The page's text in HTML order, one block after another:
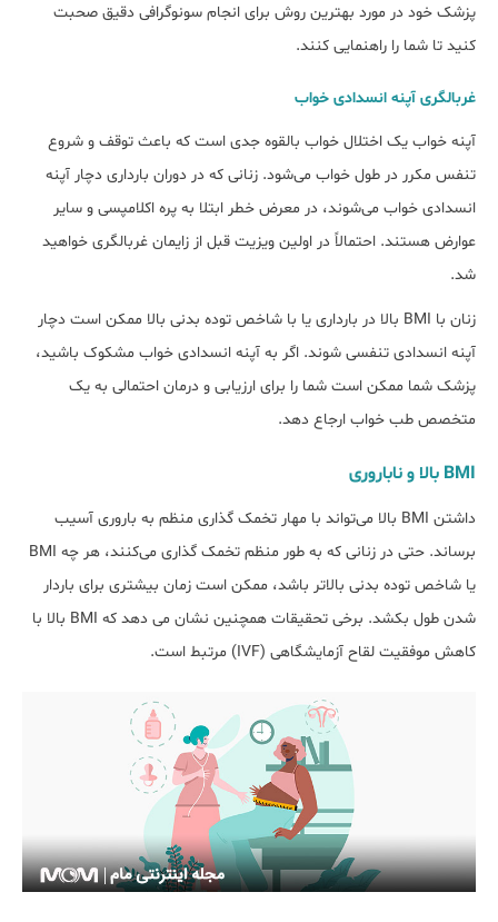
پزشک خود در مورد بهترین روش برای انجام سونوگرافی دقیق صحبت
کنید تا شما را راهنمایی کنند.
غربالگری آپنه انسدادی خواب
آپنه خواب یک اختلال خواب بالقوه جدی است که باعث توقف و شروع
تنفس مکرر در طول خواب می‌شود. زنانی که در دوران بارداری دچار آپنه
انسدادی خواب می‌شوند، در معرض خطر ابتلا به پره اکلامپسی و سایر
عوارض هستند. احتمالاً در اولین ویزیت قبل از زایمان غربالگری خواهید
شد.
زنان با BMI بالا در بارداری یا با شاخص توده بدنی بالا ممکن است دچار
آپنه انسدادی تنفسی شوند. اگر به آپنه انسدادی خواب مشکوک باشید،
پزشک شما ممکن است شما را برای ارزیابی و درمان احتمالی به یک
متخصص طب خواب ارجاع دهد.
BMI بالا و ناباروری
داشتن BMI بالا می‌تواند با مهار تخمک گذاری منظم به باروری آسیب
برساند. حتی در زنانی که به طور منظم تخمک گذاری می‌کنند، هر چه BMI
یا شاخص توده بدنی بالاتر باشد، ممکن است زمان بیشتری برای باردار
شدن طول بکشد. برخی تحقیقات همچنین نشان می دهد که BMI بالا با
کاهش موفقیت لقاح آزمایشگاهی (IVF) مرتبط است.